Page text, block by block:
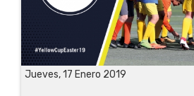
Jueves, 17 Enero 2019